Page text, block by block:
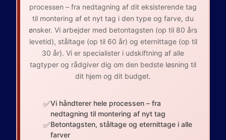
processen – fra nedtagning af dit eksisterende tag
til montering af et nyt tag i den type og farve, du
ønsker. Vi arbejder med betontagsten (op til 80 års
levetid), ståltage (op til 60 år) og eternittage (op til
30 år). Vi er specialister i udskiftning af alle
tagtyper og rådgiver dig om den bedste løsning til
dit hjem og dit budget.
✅Vi håndterer hele processen – fra
nedtagning til montering af nyt tag
✅Betontagsten, ståltage og eternittage i alle
farver